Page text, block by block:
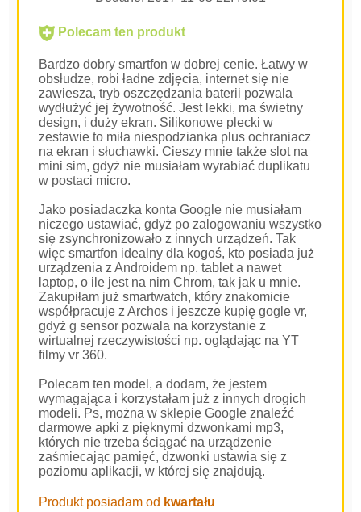
Polecam ten produkt
Bardzo dobry smartfon w dobrej cenie. Łatwy w
obsłudze, robi ładne zdjęcia, internet się nie
zawiesza, tryb oszczędzania baterii pozwala
wydłużyć jej żywotność. Jest lekki, ma świetny
design, i duży ekran. Silikonowe plecki w
zestawie to miła niespodzianka plus ochraniacz
na ekran i słuchawki. Cieszy mnie także slot na
mini sim, gdyż nie musiałam wyrabiać duplikatu
w postaci micro.
Jako posiadaczka konta Google nie musiałam
niczego ustawiać, gdyż po zalogowaniu wszystko
się zsynchronizowało z innych urządzeń. Tak
więc smartfon idealny dla kogoś, kto posiada już
urządzenia z Androidem np. tablet a nawet
laptop, o ile jest na nim Chrom, tak jak u mnie.
Zakupiłam już smartwatch, który znakomicie
współpracuje z Archos i jeszcze kupię gogle vr,
gdyż g sensor pozwala na korzystanie z
wirtualnej rzeczywistości np. oglądając na YT
filmy vr 360.
Polecam ten model, a dodam, że jestem
wymagająca i korzystałam już z innych drogich
modeli. Ps, można w sklepie Google znaleźć
darmowe apki z pięknymi dzwonkami mp3,
których nie trzeba ściągać na urządzenie
zaśmiecając pamięć, dzwonki ustawia się z
poziomu aplikacji, w której się znajdują.
Produkt posiadam od kwartału